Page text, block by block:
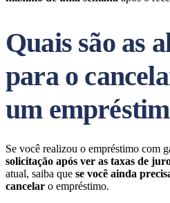
Quais são as
para o
um
Se você realizou o empréstimo com
solicitação após ver as taxas de
atual, saiba que se você ainda
cancelar o empréstimo.